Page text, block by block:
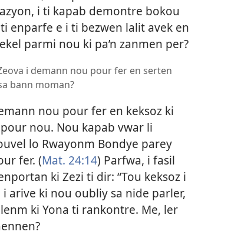
i ti kapab demontre bokou
enparfe e i ti bezwen lalit avek en
parmi nou ki pa’n zanmen per?
i demann nou pour fer en serten
bann moman?
nou pour fer en keksoz ki
nou. Nou kapab vwar li
lo Rwayonm Bondye parey
fer. (Mat. 24:14) Parfwa, i fasil
ki Zezi ti dir: “Tou keksoz i
i arive ki nou oubliy sa nide parler,
ki Yona ti rankontre. Me, ler